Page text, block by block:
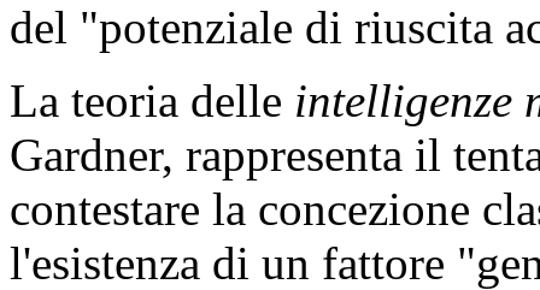
del "potenziale di riuscita
La teoria delle intelligenze
Gardner, rappresenta il
contestare la concezione
l'esistenza di un fattore